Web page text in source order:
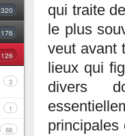
320
176
126
3
1
88
qui traite
le plus
veut avant
lieux qui
divers
principales